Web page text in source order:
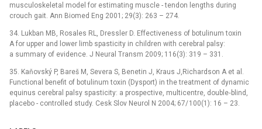
musculoskeletal model for estimating muscle -⁠ tendon lengths during
crouch gait. Ann Biomed Eng 2001; 29(3): 263 –⁠ 274.
34. Lukban MB, Rosales RL, Dressler D. Effectiveness of botulinum toxin
A for upper and lower limb spasticity in children with cerebral palsy:
a summary of evidence. J Neural Transm 2009; 116(3): 319 –⁠ 331.
35. Kaňovský P, Bareš M, Severa S, Benetin J, Kraus J,Richardson A et al.
Functional benefit of botulinum toxin (Dysport) in the treatment of dynamic
equinus cerebral palsy spasticity: a prospective, multicentre, double‑blind,
placebo -⁠ controlled study. Cesk Slov Neurol N 2004; 67/ 100(1): 16 –⁠ 23.